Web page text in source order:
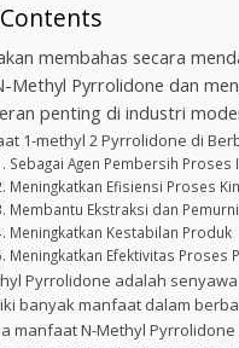
membahas secara
Methyl Pyrrolidone dan
penting di industri
1-methyl 2 Pyrrolidone di
Sebagai Agen Pembersih Proses
Meningkatkan Efisiensi Proses
Membantu Ekstraksi dan
Meningkatkan Kestabilan Produk
Meningkatkan Efektivitas Proses
Pyrrolidone adalah
banyak manfaat dalam
manfaat N-Methyl